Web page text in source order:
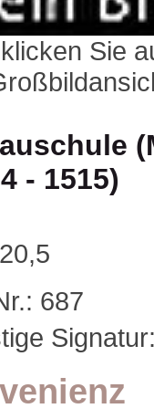
Sie
- 1515)
687